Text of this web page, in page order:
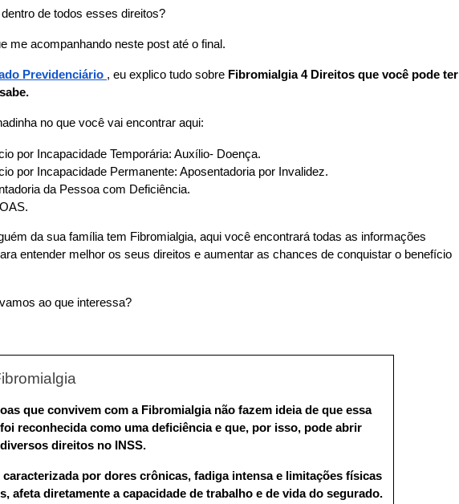
de todos esses direitos?
me acompanhando neste post até o final.
Previdenciário , eu explico tudo sobre Fibromialgia 4 Direitos que você pode ter
no que você vai encontrar aqui:
por Incapacidade Temporária: Auxílio- Doença.
por Incapacidade Permanente: Aposentadoria por Invalidez.
da Pessoa com Deficiência.
da sua família tem Fibromialgia, aqui você encontrará todas as informações
entender melhor os seus direitos e aumentar as chances de conquistar o benefício
ao que interessa?
que convivem com a Fibromialgia não fazem ideia de que essa
reconhecida como uma deficiência e que, por isso, pode abrir
direitos no INSS.
caracterizada por dores crônicas, fadiga intensa e limitações físicas
afeta diretamente a capacidade de trabalho e de vida do segurado.